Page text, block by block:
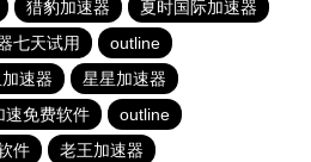
猎豹加速器
夏时国际加速器
七天试用
outline
速器
星星加速器
速免费软件
outline
件
老王加速器